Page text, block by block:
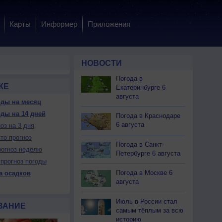
Карты Информер Приложения
9 вс
Вечер
Да
10 пн 10 пн
Утро
Можно
10 пн
День
Да
Нет
10 пн
Вечер
Да
11 вт
Да
11 вт
+17 +13 +12 +24 +17
на месяц
на 14 дней
на 3 дня
прогноз
неделю
погоды
осадков
НОВОСТИ
Погода в
Екатеринбурге 6
августа
Погода в Краснодаре
6 августа
Погода в Санкт-
Петербурге 6 августа
Погода в Москве 6
августа
Июль в России стал
самым тёплым за всю
историю